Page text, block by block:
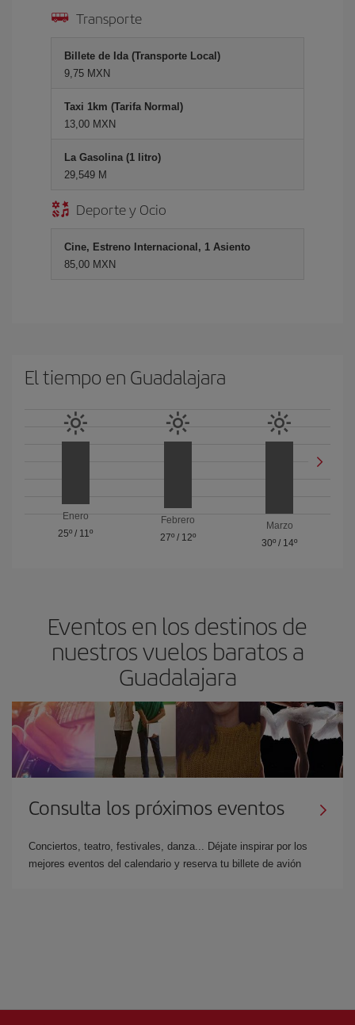
Transporte
Billete de Ida (Transporte Local)
9,75 MXN
Taxi 1km (Tarifa Normal)
13,00 MXN
La Gasolina (1 litro)
29,549 M
Deporte y Ocio
Cine, Estreno Internacional, 1 Asiento
85,00 MXN
El tiempo en Guadalajara
Enero
25º / 11º
Febrero
27º/ 12º
Marzo
30º / 14º
Eventos en los destinos de
nuestros vuelos baratos a
Guadalajara
Consulta los próximos eventos
Conciertos, teatro, festivales, danza... Déjate inspirar por los
mejores eventos del calendario y reserva tu billete de avión